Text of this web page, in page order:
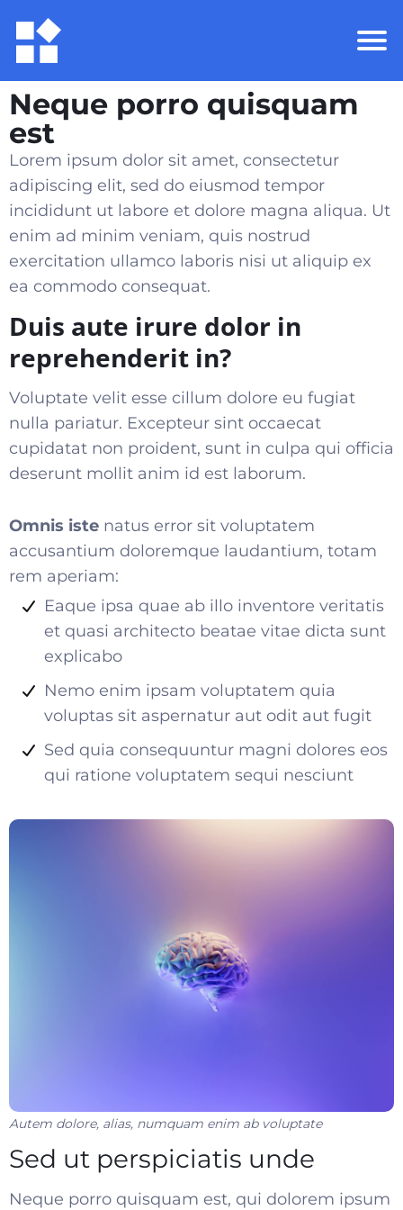
Neque porro quisquam
est
Lorem ipsum dolor sit amet, consectetur
adipiscing elit, sed do eiusmod tempor
incididunt ut labore et dolore magna aliqua. Ut
enim ad minim veniam, quis nostrud
exercitation ullamco laboris nisi ut aliquip ex
ea commodo consequat.
Duis aute irure dolor in
reprehenderit in?
Voluptate velit esse cillum dolore eu fugiat
nulla pariatur. Excepteur sint occaecat
cupidatat non proident, sunt in culpa qui officia
deserunt mollit anim id est laborum.
Omnis iste natus error sit voluptatem
accusantium doloremque laudantium, totam
rem aperiam:
Eaque ipsa quae ab illo inventore veritatis
et quasi architecto beatae vitae dicta sunt
explicabo
Nemo enim ipsam voluptatem quia
voluptas sit aspernatur aut odit aut fugit
Sed quia consequuntur magni dolores eos
qui ratione voluptatem sequi nesciunt
Autem dolore, alias, numquam enim ab voluptate
Sed ut perspiciatis unde
Neque porro quisquam est, qui dolorem ipsum